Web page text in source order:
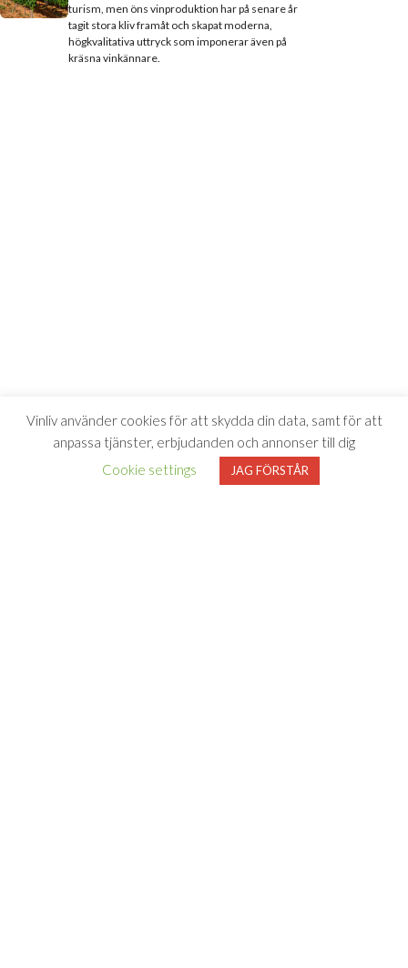
turism, men öns vinproduktion har på senare år
tagit stora kliv framåt och skapat moderna,
högkvalitativa uttryck som imponerar även på
kräsna vinkännare.
Vinliv använder cookies för att skydda din data, samt för att
anpassa tjänster, erbjudanden och annonser till dig
Cookie settings
JAG FÖRSTÅR